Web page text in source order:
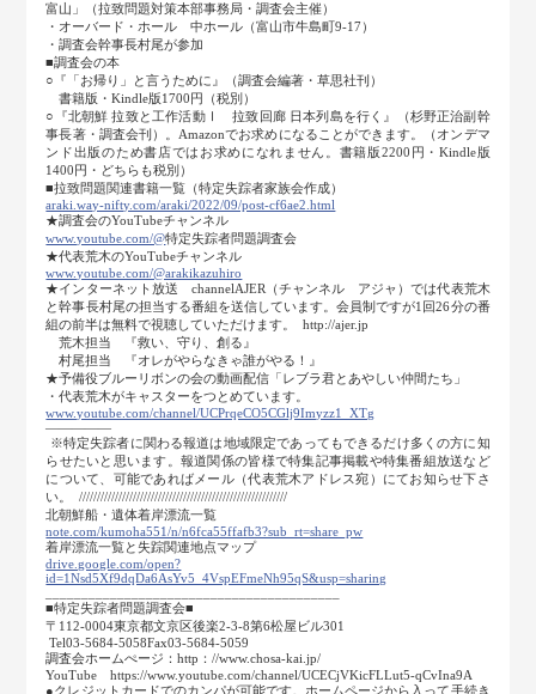
富山」（拉致問題対策本部事務局・調査会主催）
・オーバード・ホール 中ホール（富山市牛島町9-17）
・調査会幹事長村尾が参加
■調査会の本
○『「お帰り」と言うために』（調査会編著・草思社刊）
書籍版・Kindle版1700円（税別）
○『北朝鮮 拉致と工作活動Ⅰ 拉致回廊 日本列島を行く』（杉野正治副幹
事長著・調査会刊）。Amazonでお求めになることができます。（オンデマ
ンド出版のため書店ではお求めになれません。書籍版2200円・Kindle版
1400円・どちらも税別）
■拉致問題関連書籍一覧（特定失踪者家族会作成）
araki.way-nifty.com/araki/2022/09/post-cf6ae2.html
★調査会のYouTubeチャンネル
www.youtube.com/@特定失踪者問題調査会
★代表荒木のYouTubeチャンネル
www.youtube.com/@arakikazuhiro
★インターネット放送 channelAJER（チャンネル アジャ）では代表荒木
と幹事長村尾の担当する番組を送信しています。会員制ですが1回26分の番
組の前半は無料で視聴していただけます。 http://ajer.jp
荒木担当 『救い、守り、創る』
村尾担当 『オレがやらなきゃ誰がやる！』
★予備役ブルーリボンの会の動画配信「レブラ君とあやしい仲間たち」
・代表荒木がキャスターをつとめています。
www.youtube.com/channel/UCPrqeCO5CGlj9Imyzz1_XTg
―――――
※特定失踪者に関わる報道は地域限定であってもできるだけ多くの方に知
らせたいと思います。報道関係の皆様で特集記事掲載や特集番組放送など
について、可能であればメール（代表荒木アドレス宛）にてお知らせ下さ
い。 //////////////////////////////////////////////////////////
北朝鮮船・遺体着岸漂流一覧
note.com/kumoha551/n/n6fca55ffafb3?sub_rt=share_pw
着岸漂流一覧と失踪関連地点マップ
drive.google.com/open?
id=1Nsd5Xf9dqDa6AsYv5_4VspEFmeNh95qS&usp=sharing
■特定失踪者問題調査会■
〒112-0004東京都文京区後楽2-3-8第6松屋ビル301
Tel03-5684-5058Fax03-5684-5059
調査会ホームぺージ：http：//www.chosa-kai.jp/
YouTube https://www.youtube.com/channel/UCECjVKicFLLut5-qCvIna9A
●クレジットカードでのカンパが可能です。ホームページから入って手続き